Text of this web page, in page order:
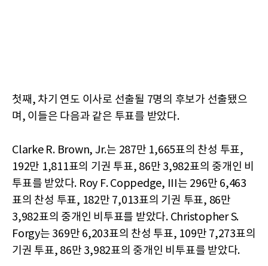
첫째, 차기 연도 이사로 선출될 7명의 후보가 선출됐으
며, 이들은 다음과 같은 투표를 받았다.
Clarke R. Brown, Jr.는 287만 1,665표의 찬성 투표,
192만 1,811표의 기권 투표, 86만 3,982표의 중개인 비
투표를 받았다. Roy F. Coppedge, III는 296만 6,463
표의 찬성 투표, 182만 7,013표의 기권 투표, 86만
3,982표의 중개인 비투표를 받았다. Christopher S.
Forgy는 369만 6,203표의 찬성 투표, 109만 7,273표의
기권 투표, 86만 3,982표의 중개인 비투표를 받았다.